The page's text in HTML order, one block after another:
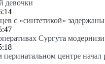
девочки
с «синтетикой»
Сургута
перинатальном центре начал